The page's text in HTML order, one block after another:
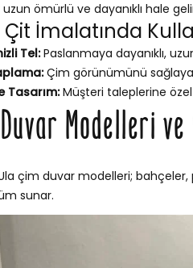
ömürlü ve dayanıklı hale
İmalatında
Tel:Paslanmaya dayanıklı,
Çim görünümünü sağlayan,
Tasarım:Müşteri taleplerine
Modelleri
çim duvar modelleri;
sunar.